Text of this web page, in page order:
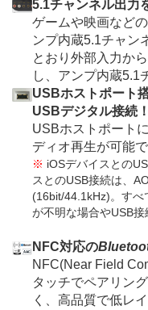
5.1チャンネル出力
ゲームや映画など
ンプ内蔵5.1チャン
とおり外部入力か
し、アンプ内蔵5.1
USBホストポート
USBデジタル接続！
USBホストポート
ディオ再生が可能で
※ iOSデバイスとの
スとのUSB接続は、
(16bit/44.1kHz)。すべ
が不明な場合やUSB
NFC対応の
NFC(Near Field
タッチでペアリン
く、高品質で低レ